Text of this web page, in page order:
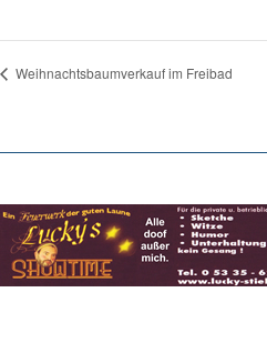
Weihnachtsbaumverkauf im Freibad